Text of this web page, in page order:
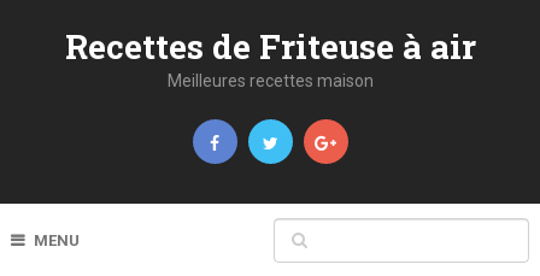
Recettes de Friteuse à air
Meilleures recettes maison
MENU